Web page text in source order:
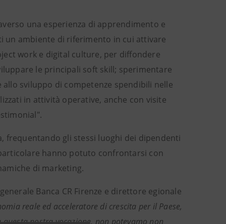
una esperienza di apprendimento e
un ambiente di riferimento in cui attivare
work e digital culture, per diffondere
le principali soft skill; sperimentare
sviluppo di competenze spendibili nelle
in attività operative, anche con visite
frequentando gli stessi luoghi dei dipendenti
hanno potuto confrontarsi con
di marketing.
Banca CR Firenze e direttore egionale
reale ed acceleratore di crescita per il Paese,
nostra vocazione, non potevamo non